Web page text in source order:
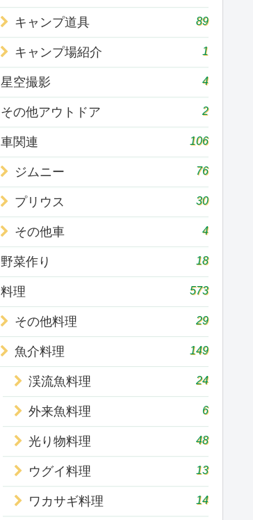
キャンプ道具 89
キャンプ場紹介 1
星空撮影 4
その他アウトドア 2
車関連 106
ジムニー 76
プリウス 30
その他車 4
野菜作り 18
料理 573
その他料理 29
魚介料理 149
渓流魚料理 24
外来魚料理 6
光り物料理 48
ウグイ料理 13
ワカサギ料理 14